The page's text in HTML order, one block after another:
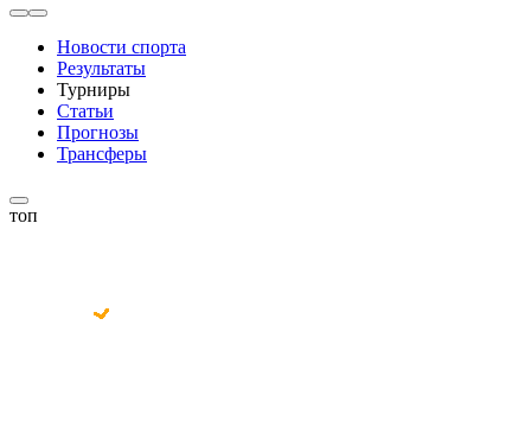
Новости спорта
Результаты
Турниры
Статьи
Прогнозы
Трансферы
топ